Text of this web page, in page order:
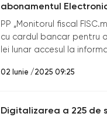
abonamentul
PP „Monitorul fiscal
cu cardul bancar pentru
lei lunar accesul la
02 Iunie /2025 09:25
Digitalizarea a 225 de